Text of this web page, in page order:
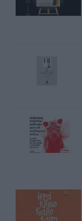
ΕΛΜΕΠΑ: Και σε
Δημοτική
Ηράκλειο: Οι